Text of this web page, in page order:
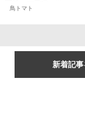
鳥トマト
新着記